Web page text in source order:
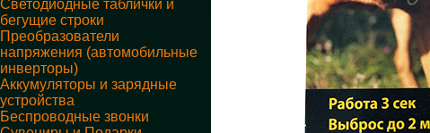
Светодиодные таблички и
бегущие строки
Преобразователи
напряжения (автомобильные
инверторы)
Аккумуляторы и зарядные
устройства
Беспроводные звонки